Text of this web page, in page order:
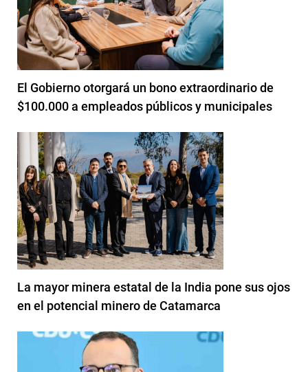
El Gobierno otorgará un bono extraordinario de
$100.000 a empleados públicos y municipales
La mayor minera estatal de la India pone sus ojos
en el potencial minero de Catamarca